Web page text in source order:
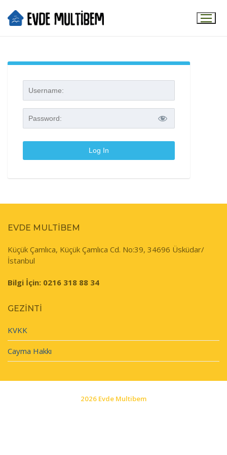
Evde Multibem Giriş
HAKKIMIZDA
GALERI
TAVSIYELER
EVDE MULTIBEM
Küçük Çamlıca, Küçük Çamlıca Cd. No:39, 34696 Üsküdar/
İstanbul
Bilgi İçin: 0216 318 88 34
GEZINTI
KVKK
Cayma Hakkı
2026 Evde Multibem